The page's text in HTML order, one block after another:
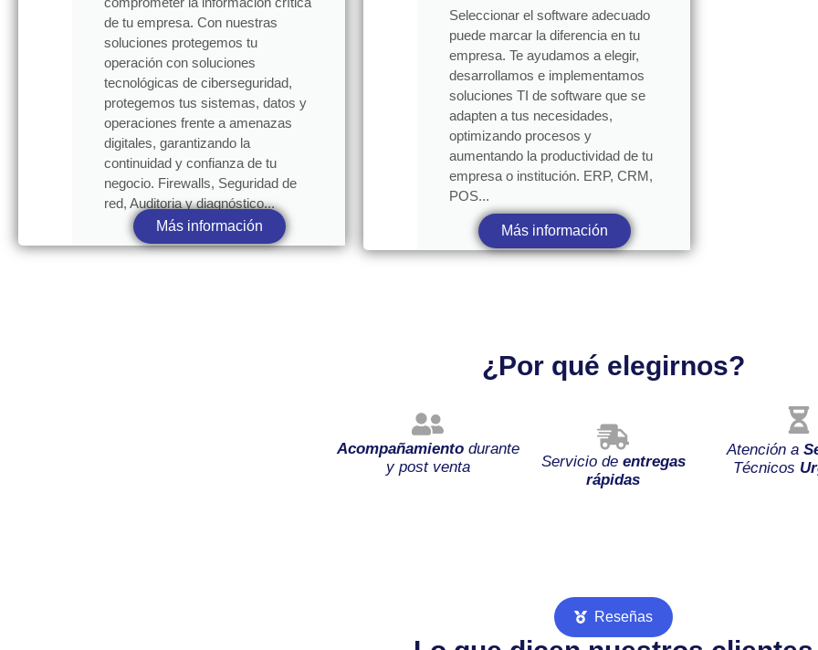
de tu empresa. Con nuestras
soluciones protegemos tu
operación con soluciones
tecnológicas de ciberseguridad,
protegemos tus sistemas, datos y
operaciones frente a amenazas
digitales, garantizando la
continuidad y confianza de tu
negocio. Firewalls, Seguridad de
red, Auditoria y diagnóstico...
Más información
Seleccionar el software adecuado
puede marcar la diferencia en tu
empresa. Te ayudamos a elegir,
desarrollamos e implementamos
soluciones TI de software que se
adapten a tus necesidades,
optimizando procesos y
aumentando la productividad de tu
empresa o institución. ERP, CRM,
POS...
Más información
¿Por qué elegirnos?
Acompañamientodurante
y post venta
Servicio de entregas
rápidas
Atención a
Técnicos
Reseñas